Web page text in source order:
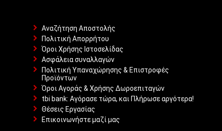
Αναζήτηση Αποστολής
Πολιτική Απορρήτου
Όροι Χρήσης Ιστοσελίδας
Ασφάλεια συναλλαγών
Πολιτική Υπαναχώρησης & Επιστροφές
Προϊόντων
Όροι Αγοράς & Χρήσης Δωροεπιταγών
tbi bank: Αγόρασε τώρα, και Πλήρωσε αργότερα!
Θέσεις Εργασίας
Επικοινωνήστε μαζί μας